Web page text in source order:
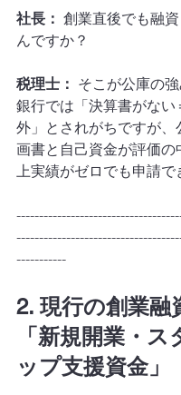
社長： 創業直後でも融
んですか？
税理士： そこが公庫の
銀行では「決算書がない
外」とされがちですが、
画書と自己資金が評価の
上実績がゼロでも申請で
-----------
2. 現行の創業融
「新規開業・ス
ップ支援資金」